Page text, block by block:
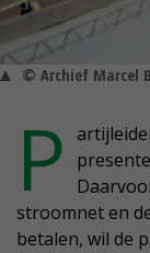
© Archief Marcel
P
stroomnet en
betalen, wil de